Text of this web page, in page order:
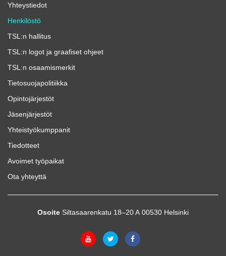
Yhteystiedot
Henkilöstö
TSL:n hallitus
TSL:n logot ja graafiset ohjeet
TSL:n osaamismerkit
Tietosuojapolitiikka
Opintojärjestöt
Jäsenjärjestöt
Yhteistyökumppanit
Tiedotteet
Avoimet työpaikat
Ota yhteyttä
Osoite Siltasaarenkatu 18–20 A 00530 Helsinki